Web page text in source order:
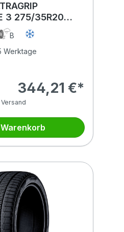
3 275/35R20
B
Werktage
344,21 €*